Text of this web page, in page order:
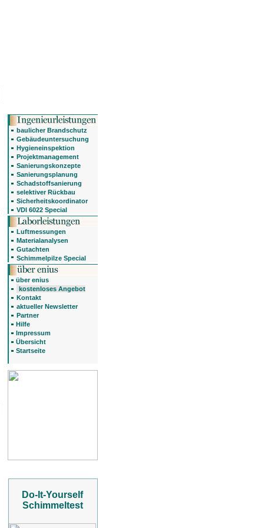
baulicher Brandschutz
Gebäudeuntersuchung
Hygieneinspektion
Projektmanagement
Sanierungskonzepte
Sanierungsplanung
Schadstoffsanierung
selektiver Rückbau
Sicherheitskoordinator
VDI 6022 Special
Luftmessungen
Materialanalysen
Gutachten
Schimmelpilze Special
über enius
kostenloses Angebot
Kontakt
aktueller Newsletter
Partner
Hilfe
Impressum
Übersicht
Startseite
Do-It-Yourself
Schimmeltest